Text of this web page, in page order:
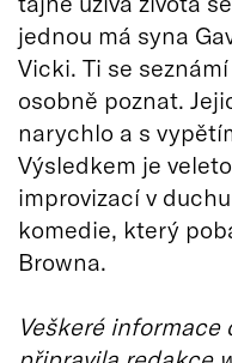
jednou má syna
Vicki. Ti se
osobně poznat.
narychlo a s
Výsledkem je
improvizací v
komedie, který
Browna.
Veškeré informace